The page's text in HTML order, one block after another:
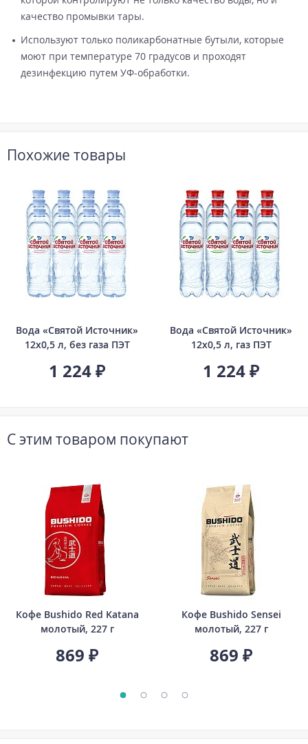
качество промывки тары.
Используют только поликарбонатные бутыли, которые
моют при температуре 70 градусов и проходят
дезинфекцию путем УФ-обработки.
Похожие товары
Вода «Святой Источник»
12х0,5 л, без газа ПЭТ
1 224 ₽
Вода «Святой Источник»
12х0,5 л, газ ПЭТ
1 224 ₽
С этим товаром покупают
Кофе Bushido Red Katana
молотый, 227 г
869 ₽
Кофе Bushido Sensei
молотый, 227 г
869 ₽